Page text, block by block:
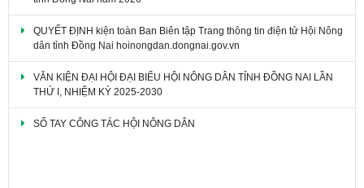
QUYẾT ĐỊNH kiện toàn Ban Biên tập Trang thông tin điện tử Hội Nông
dân tỉnh Đồng Nai hoinongdan.dongnai.gov.vn
VĂN KIỆN ĐẠI HỘI ĐẠI BIỂU HỘI NÔNG DÂN TỈNH ĐỒNG NAI LẦN
THỨ I, NHIỆM KỲ 2025-2030
SỔ TAY CÔNG TÁC HỘI NÔNG DÂN
THÔNG BÁO Giới thiệu chức danh và chữ ký của Phó Chủ tịch Hội